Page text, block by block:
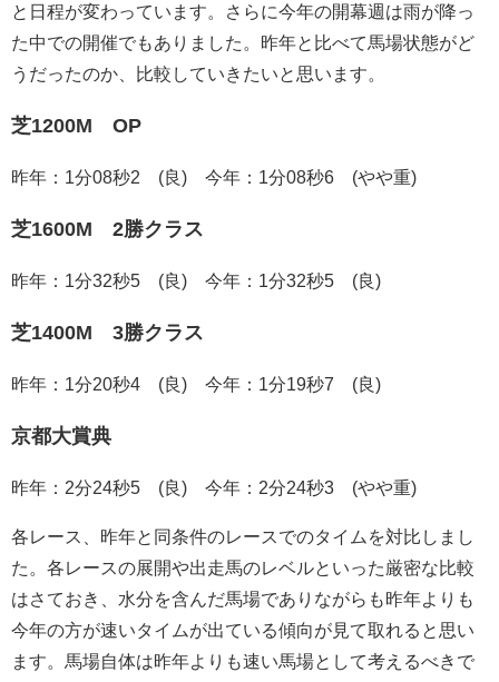
と日程が変わっています。さらに今年の開幕週は雨が降っ
た中での開催でもありました。昨年と比べて馬場状態がど
うだったのか、比較していきたいと思います。
芝1200M OP
昨年：1分08秒2 (良) 今年：1分08秒6 (やや重)
芝1600M 2勝クラス
昨年：1分32秒5 (良) 今年：1分32秒5 (良)
芝1400M 3勝クラス
昨年：1分20秒4 (良) 今年：1分19秒7 (良)
京都大賞典
昨年：2分24秒5 (良) 今年：2分24秒3 (やや重)
各レース、昨年と同条件のレースでのタイムを対比しまし
た。各レースの展開や出走馬のレベルといった厳密な比較
はさておき、水分を含んだ馬場でありながらも昨年よりも
今年の方が速いタイムが出ている傾向が見て取れると思い
ます。馬場自体は昨年よりも速い馬場として考えるべきで